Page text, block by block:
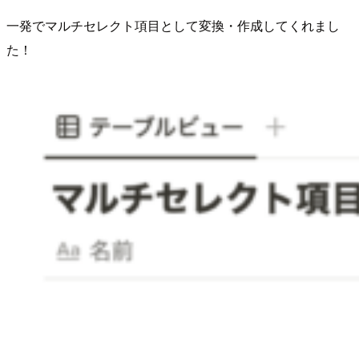
一発でマルチセレクト項目として変換・作成してくれまし
た！